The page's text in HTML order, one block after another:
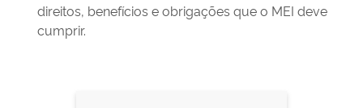
direitos, benefícios e obrigações que o MEI deve
cumprir.